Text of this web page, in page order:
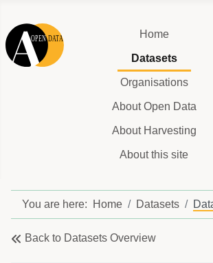
Home
Datasets
Organisations
About Open Data
About Harvesting
About this site
You are here: Home Datasets
Back to Datasets Overview